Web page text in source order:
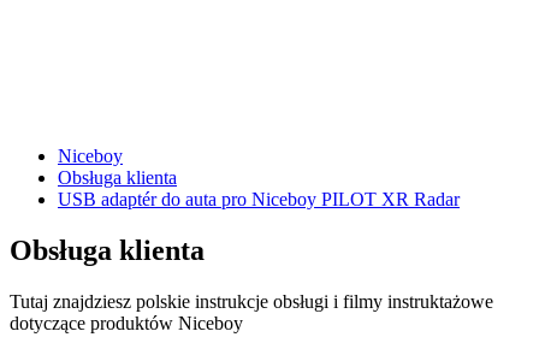
Niceboy
Obsługa klienta
USB adaptér do auta pro Niceboy PILOT XR Radar
Obsługa klienta
Tutaj znajdziesz polskie instrukcje obsługi i filmy instruktażowe
dotyczące produktów Niceboy